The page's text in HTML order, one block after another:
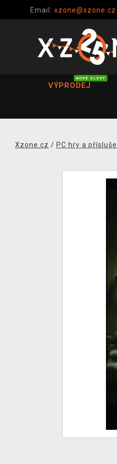
Email: xzone@xzone.cz
VÝPRODEJ
NOVÉ SLEVY
Xzone.cz / PC hry a